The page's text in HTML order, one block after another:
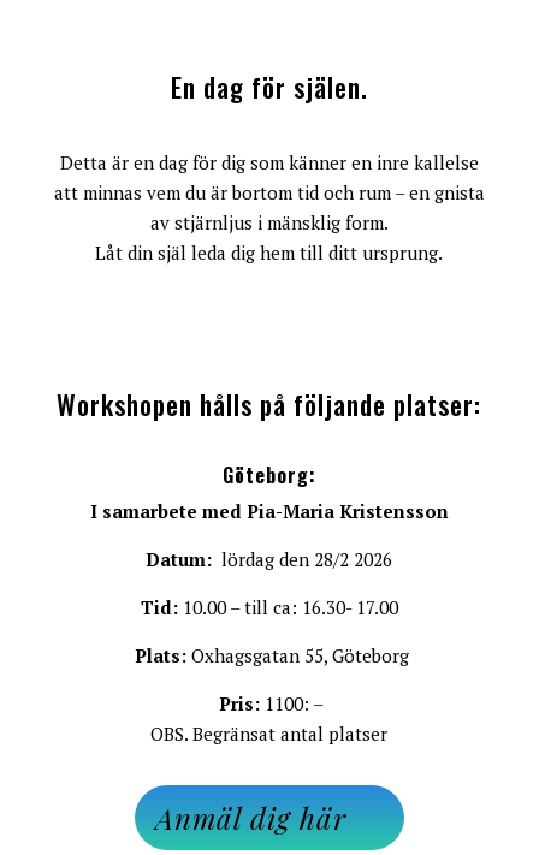
En dag för själen.
Detta är en dag för dig som känner en inre kallelse
att minnas vem du är bortom tid och rum – en gnista
av stjärnljus i mänsklig form.
Låt din själ leda dig hem till ditt ursprung.
Workshopen hålls på följande platser:
Göteborg:
I samarbete med Pia-Maria Kristensson
Datum: lördag den 28/2 2026
Tid:10.00 – till ca: 16.30- 17.00
Plats:Oxhagsgatan 55, Göteborg
Pris: 1100: –
OBS. Begränsat antal platser
Anmäl dig här